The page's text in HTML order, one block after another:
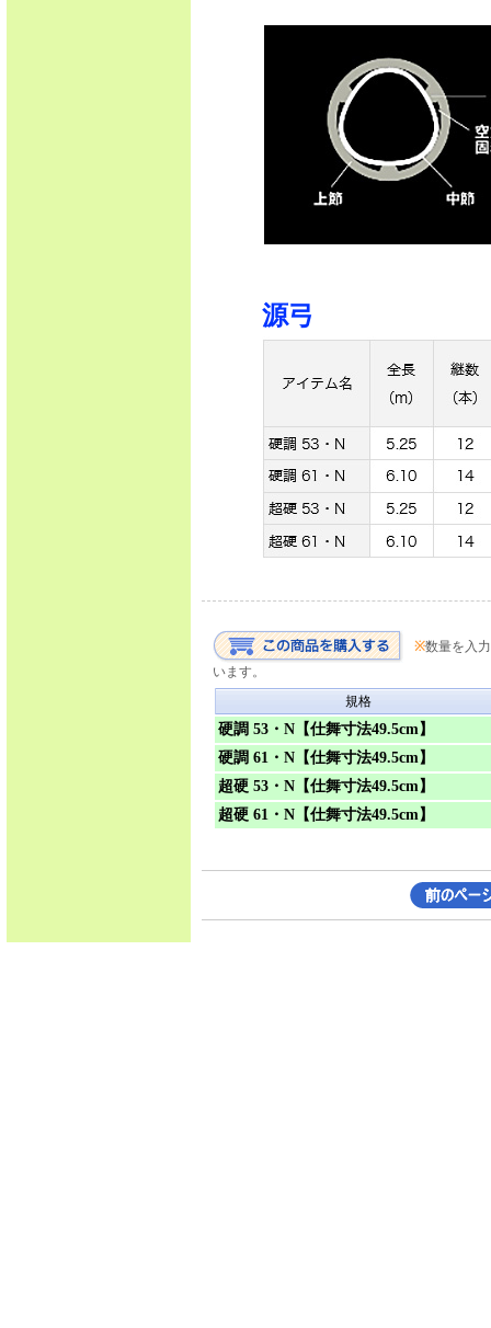
源弓
※数量を入
います。
規格
硬調 53・N【仕舞寸法49.5cm】
硬調 61・N【仕舞寸法49.5cm】
超硬 53・N【仕舞寸法49.5cm】
超硬 61・N【仕舞寸法49.5cm】